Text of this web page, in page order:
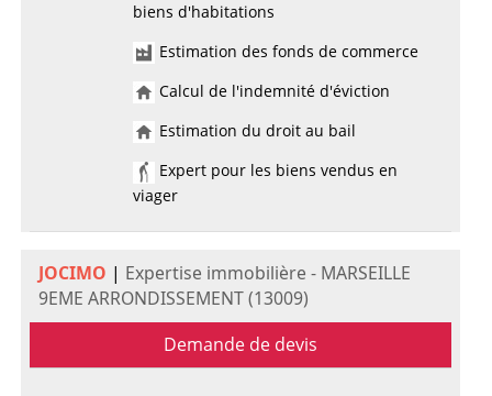
biens d'habitations
Estimation des fonds de commerce
Calcul de l'indemnité d'éviction
Estimation du droit au bail
Expert pour les biens vendus en
viager
JOCIMO | Expertise immobilière - MARSEILLE
9EME ARRONDISSEMENT (13009)
Demande de devis